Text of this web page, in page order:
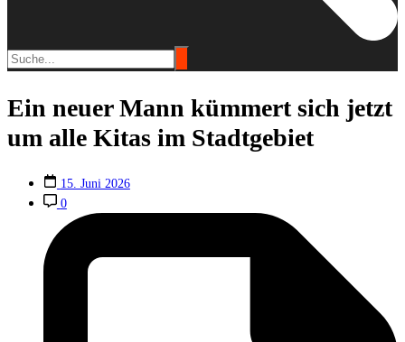
Ein neuer Mann kümmert sich jetzt
um alle Kitas im Stadtgebiet
15. Juni 2026
0